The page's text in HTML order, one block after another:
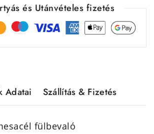
és Utánvételes fizetés
Adatai Szállítás & Fizetés
fülbevaló